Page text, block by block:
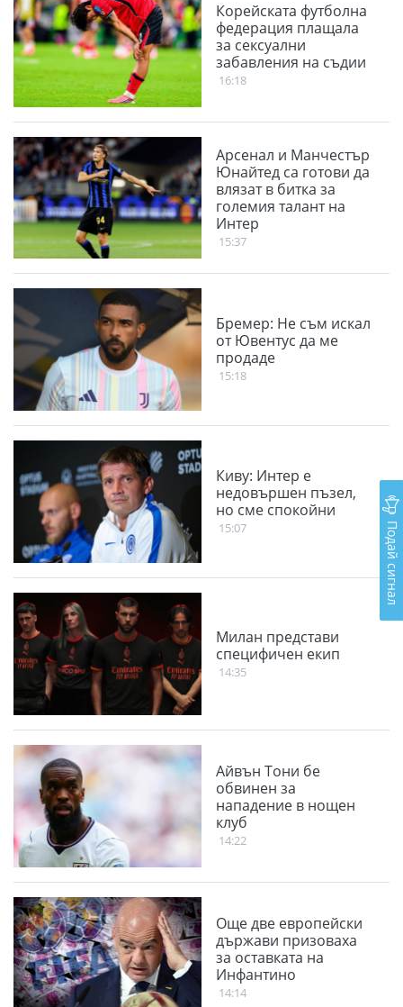
Корейската футболна
федерация плащала
за сексуални
забавления на съдии
16:18
Арсенал и Манчестър
Юнайтед са готови да
влязат в битка за
големия талант на
Интер
15:37
Бремер: Не съм искал
от Ювентус да ме
продаде
15:18
Киву: Интер е
недовършен пъзел,
но сме спокойни
15:07
Милан представи
специфичен екип
14:35
Айвън Тони бе
обвинен за
нападение в нощен
клуб
14:22
Още две европейски
държави призоваха
за оставката на
Инфантино
14:14
Подай сигнал